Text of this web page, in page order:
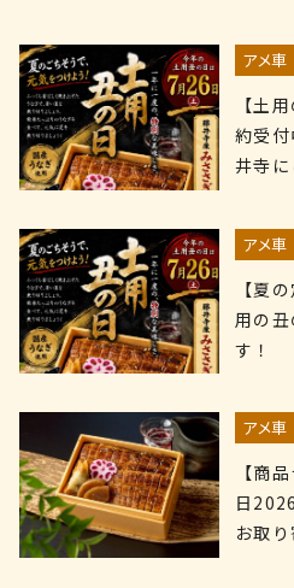
アメ車
【土
約受
井寺に
アメ車
【夏
用の
す！
アメ車
【商
日
お取